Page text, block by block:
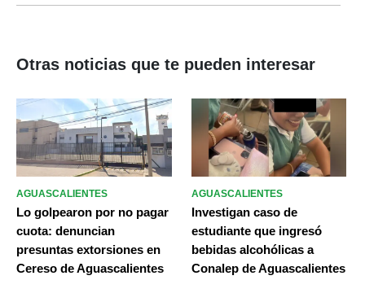
Otras noticias que te pueden interesar
AGUASCALIENTES
Lo golpearon por no pagar
cuota: denuncian
presuntas extorsiones en
Cereso de Aguascalientes
AGUASCALIENTES
Investigan caso de
estudiante que ingresó
bebidas alcohólicas a
Conalep de Aguascalientes